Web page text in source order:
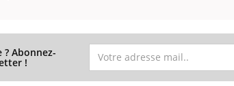
Abonnez-
!